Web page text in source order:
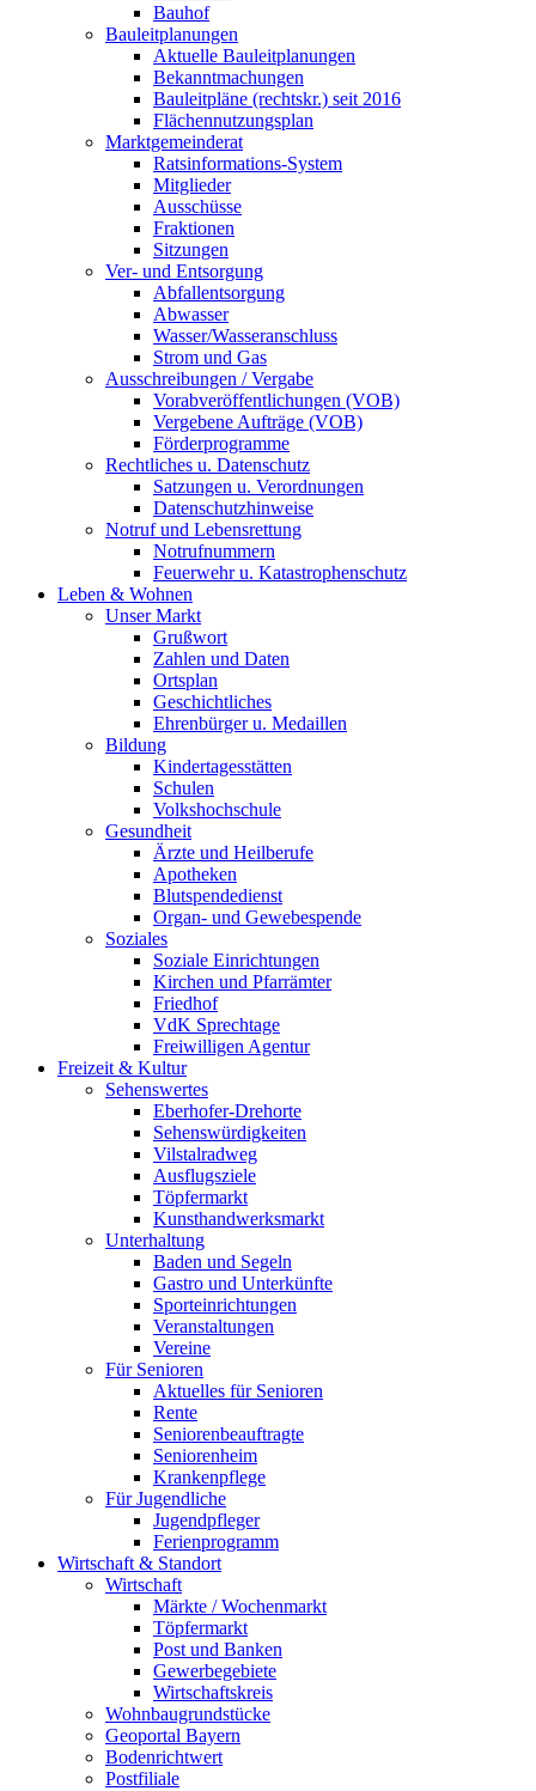
Bauhof
Bauleitplanungen
Aktuelle Bauleitplanungen
Bekanntmachungen
Bauleitpläne (rechtskr.) seit 2016
Flächennutzungsplan
Marktgemeinderat
Ratsinformations-System
Mitglieder
Ausschüsse
Fraktionen
Sitzungen
Ver- und Entsorgung
Abfallentsorgung
Abwasser
Wasser/Wasseranschluss
Strom und Gas
Ausschreibungen / Vergabe
Vorabveröffentlichungen (VOB)
Vergebene Aufträge (VOB)
Förderprogramme
Rechtliches u. Datenschutz
Satzungen u. Verordnungen
Datenschutzhinweise
Notruf und Lebensrettung
Notrufnummern
Feuerwehr u. Katastrophenschutz
Leben & Wohnen
Unser Markt
Grußwort
Zahlen und Daten
Ortsplan
Geschichtliches
Ehrenbürger u. Medaillen
Bildung
Kindertagesstätten
Schulen
Volkshochschule
Gesundheit
Ärzte und Heilberufe
Apotheken
Blutspendedienst
Organ- und Gewebespende
Soziales
Soziale Einrichtungen
Kirchen und Pfarrämter
Friedhof
VdK Sprechtage
Freiwilligen Agentur
Freizeit & Kultur
Sehenswertes
Eberhofer-Drehorte
Sehenswürdigkeiten
Vilstalradweg
Ausflugsziele
Töpfermarkt
Kunsthandwerksmarkt
Unterhaltung
Baden und Segeln
Gastro und Unterkünfte
Sporteinrichtungen
Veranstaltungen
Vereine
Für Senioren
Aktuelles für Senioren
Rente
Seniorenbeauftragte
Seniorenheim
Krankenpflege
Für Jugendliche
Jugendpfleger
Ferienprogramm
Wirtschaft & Standort
Wirtschaft
Märkte / Wochenmarkt
Töpfermarkt
Post und Banken
Gewerbegebiete
Wirtschaftskreis
Wohnbaugrundstücke
Geoportal Bayern
Bodenrichtwert
Postfiliale